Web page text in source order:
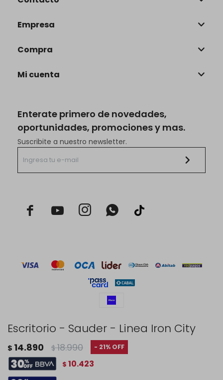
Escritorio - Sauder - Linea Iron City
$ 14.890 $ 18.990 21
$ 10.423
Enterate primero de novedades,
oportunidades, promociones y mas.
Suscribite a nuestro newsletter.
  
Empresa
Compra
Mi cuenta
© Copyright 2026 / Rustico Hogar